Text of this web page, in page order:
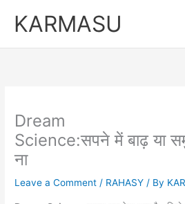
KARMASU
Dream
Science:सपने में बाढ़ या
ना
Leave a Comment / RAHASY / By